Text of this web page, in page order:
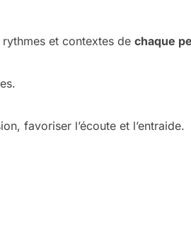
et contextes de chaque
favoriser l’écoute et l’entraide.